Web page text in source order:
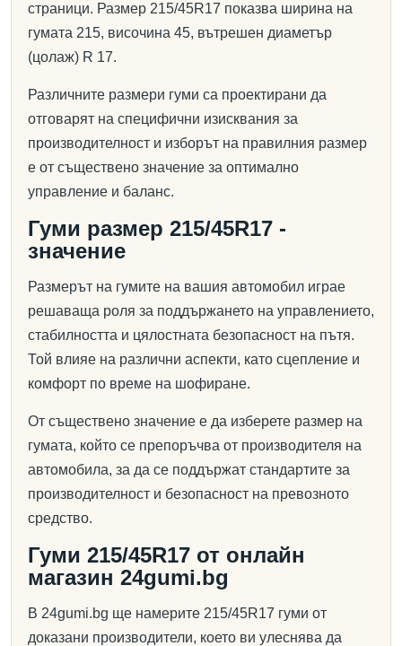
страници. Размер 215/45R17 показва ширина на
гумата 215, височина 45, вътрешен диаметър
(цолаж) R 17.
Различните размери гуми са проектирани да
отговарят на специфични изисквания за
производителност и изборът на правилния размер
е от съществено значение за оптимално
управление и баланс.
Гуми размер 215/45R17 -
значение
Размерът на гумите на вашия автомобил играе
решаваща роля за поддържането на управлението,
стабилността и цялостната безопасност на пътя.
Той влияе на различни аспекти, като сцепление и
комфорт по време на шофиране.
От съществено значение е да изберете размер на
гумата, който се препоръчва от производителя на
автомобила, за да се поддържат стандартите за
производителност и безопасност на превозното
средство.
Гуми 215/45R17 от онлайн
магазин 24gumi.bg
В 24gumi.bg ще намерите 215/45R17 гуми от
доказани производители, което ви улеснява да